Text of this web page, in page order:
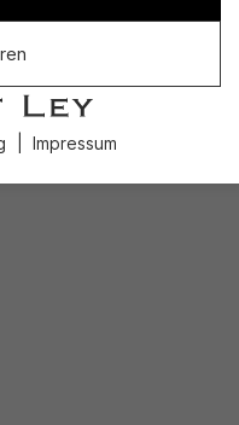
Impressum